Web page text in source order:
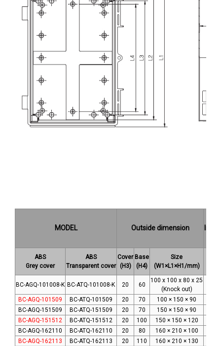
MODEL Outside dimension
ABS
Grey cover
ABS
Transparent cover
Cover
(H3)
Base
(H4)
Size
(W1×L1×H1/mm)
BC-AGQ-101008-K BC-ATQ-101008-K 20 60
100 x 100 x 80 x 25
(Knock out)
BC-AGQ-101509 BC-ATQ-101509 20 70 100 × 150 × 90
BC-AGQ-151509
BC-ATQ-151509 20 70 150 × 150 × 90
BC-AGQ-151512
BC-ATQ-151512 20 100 150 × 150 × 120
BC-AGQ-162110
BC-ATQ-162110 20 80 160 × 210 × 100
BC-AGQ-162113
BC-ATQ-162113 20 110 160 × 210 × 130